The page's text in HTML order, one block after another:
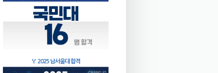
🏅 2025 남서울대 합격